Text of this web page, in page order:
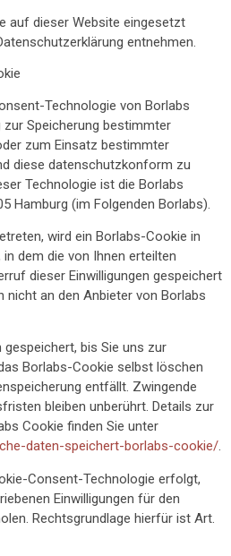
auf dieser Website eingesetzt
entnehmen.
Technologie von Borlabs
zur Speicherung bestimmter
zum Einsatz bestimmter
diese datenschutzkonform zu
Technologie ist die Borlabs
Hamburg (im Folgenden Borlabs).
wird ein Borlabs-Cookie in
dem die von Ihnen erteilten
dieser Einwilligungen gespeichert
nicht an den Anbieter von Borlabs
bis Sie uns zur
Borlabs-Cookie selbst löschen
entfällt. Zwingende
bleiben unberührt. Details zur
Cookie finden Sie unter
daten-speichert-borlabs-cookie/.
Consent-Technologie erfolgt,
Einwilligungen für den
Rechtsgrundlage hierfür ist Art.